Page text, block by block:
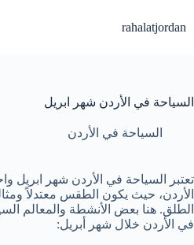
المحتوى
rahalatjordan
السياحة في الأردن شهر ابريل
السياحة في الأردن
تعتبر السياحة في الأردن شهر ابريل
الأردن، حيث يكون الطقس معتدلاً
الطلق. هنا بعض الأنشطة والمعالم
في الأردن خلال شهر أبريل: